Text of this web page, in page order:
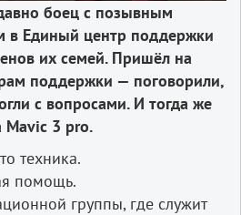
боец с позывным
в Единый центр поддержки
их семей. Пришёл на
поддержки — поговорили,
с вопросами. И тогда же
Mavic 3 pro.
техника.
помощь.
группы, где служит